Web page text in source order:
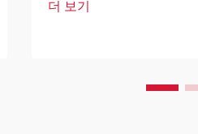
로 자리 잡고 있습니다.
더 보기